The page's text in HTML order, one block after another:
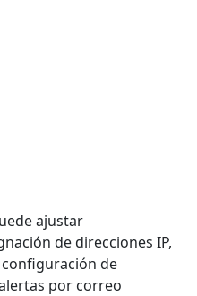
ajustar
de direcciones IP,
de
por correo